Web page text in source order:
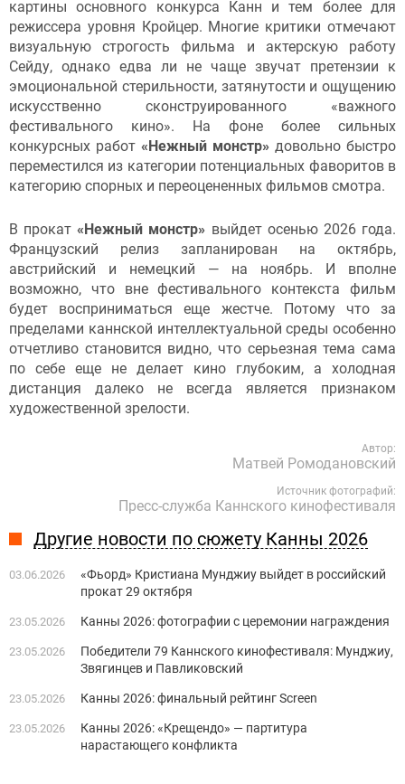
картины основного конкурса Канн и тем более для
режиссера уровня Кройцер. Многие критики отмечают
визуальную строгость фильма и актерскую работу
Сейду, однако едва ли не чаще звучат претензии к
эмоциональной стерильности, затянутости и ощущению
искусственно сконструированного «важного
фестивального кино». На фоне более сильных
конкурсных работ «Нежный монстр» довольно быстро
переместился из категории потенциальных фаворитов в
категорию спорных и переоцененных фильмов смотра.
В прокат«Нежный монстр» выйдет осенью 2026 года.
Французский релиз запланирован на октябрь,
австрийский и немецкий — на ноябрь. И вполне
возможно, что вне фестивального контекста фильм
будет восприниматься еще жестче. Потому что за
пределами каннской интеллектуальной среды особенно
отчетливо становится видно, что серьезная тема сама
по себе еще не делает кино глубоким, а холодная
дистанция далеко не всегда является признаком
художественной зрелости.
Автор:
Матвей Ромодановский
Источник фотографий:
Пресс-служба Каннского кинофестиваля
Другие новости по сюжету Канны 2026
03.06.2026
«Фьорд» Кристиана Мунджиу выйдет в российский
прокат 29 октября
23.05.2026 Канны 2026: фотографии с церемонии награждения
23.05.2026
Победители 79 Каннского кинофестиваля: Мунджиу,
Звягинцев и Павликовский
23.05.2026 Канны 2026: финальный рейтинг Screen
23.05.2026
Канны 2026: «Крещендо» — партитура
нарастающего конфликта